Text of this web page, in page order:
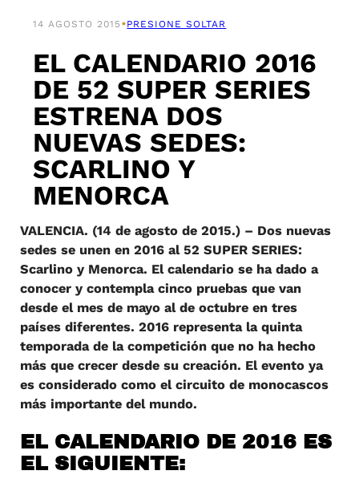
14 AGOSTO 2015 •PRESIONE SOLTAR
EL CALENDARIO 2016
DE 52 SUPER SERIES
ESTRENA DOS
NUEVAS SEDES:
SCARLINO Y
MENORCA
VALENCIA. (14 de agosto de 2015.) – Dos nuevas
sedes se unen en 2016 al 52 SUPER SERIES:
Scarlino y Menorca. El calendario se ha dado a
conocer y contempla cinco pruebas que van
desde el mes de mayo al de octubre en tres
países diferentes. 2016 representa la quinta
temporada de la competición que no ha hecho
más que crecer desde su creación. El evento ya
es considerado como el circuito de monocascos
más importante del mundo.
EL CALENDARIO DE 2016 ES
EL SIGUIENTE: